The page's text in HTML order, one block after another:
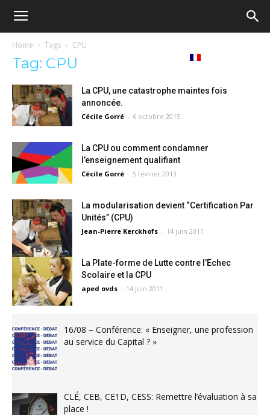
Ecole
démocratique
–
Democratische
school
Tribunes
Home Tags CPU
Tag: CPU
La CPU, une catastrophe maintes fois
annoncée.
Cécile Gorré - 6 octobre 2015
La CPU ou comment condamner
l’enseignement qualifiant
Cécile Gorré - 5 février 2013
La modularisation devient “Certification Par
Unités” (CPU)
Jean-Pierre Kerckhofs - 14 juin 2011
La Plate-forme de Lutte contre l’Echec
Scolaire et la CPU
aped ovds - 14 juin 2011
16/08 – Conférence: « Enseigner, une profession
au service du Capital ? »
CLÉ, CEB, CE1D, CESS: Remettre l’évaluation à sa
place !